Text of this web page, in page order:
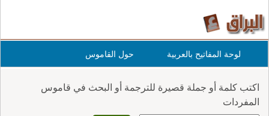
لوحة المفاتيح بالعربية حول القاموس
اكتب كلمة أو جملة قصيرة للترجمة أو البحث في قاموس
المفردات